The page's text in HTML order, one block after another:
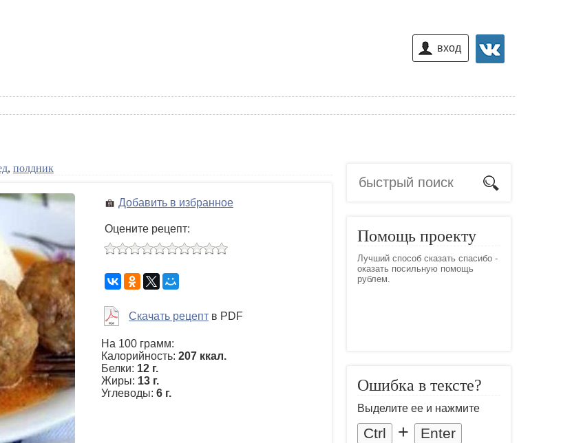
вход
, полдник
Добавить в избранное
Оцените рецепт:
Скачать рецепт в PDF
На 100 грамм:
Калорийность: 207 ккал.
Белки: 12 г.
Жиры: 13 г.
Углеводы: 6 г.
Помощь проекту
Лучший способ сказать спасибо -
оказать посильную помощь
рублем.
Ошибка в тексте?
Выделите ее и нажмите
Ctrl + Enter